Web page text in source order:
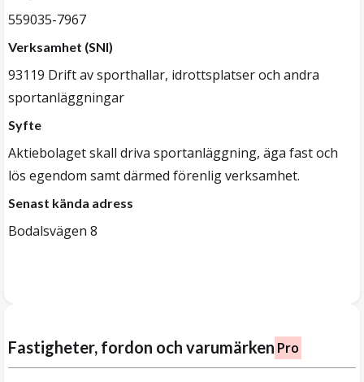
559035-7967
Verksamhet (SNI)
93119 Drift av sporthallar, idrottsplatser och andra
sportanläggningar
Syfte
Aktiebolaget skall driva sportanläggning, äga fast och
lös egendom samt därmed förenlig verksamhet.
Senast kända adress
Bodalsvägen 8
Fastigheter, fordon och varumärken Pro